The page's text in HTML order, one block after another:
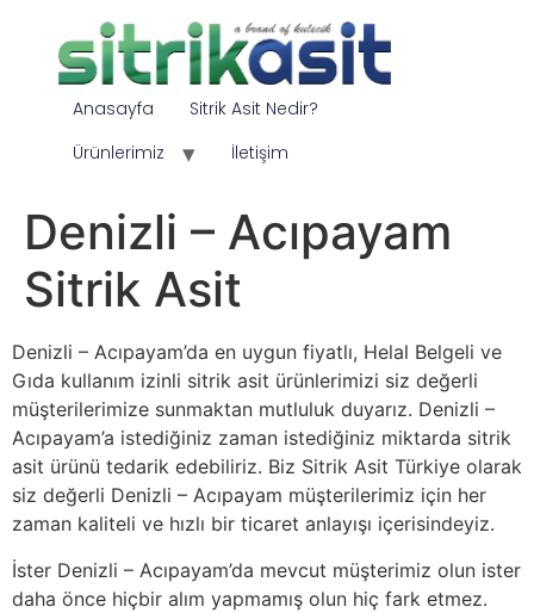
Anasayfa
Sitrik Asit Nedir?
Ürünlerimiz
İletişim
Denizli – Acıpayam
Sitrik Asit
Denizli – Acıpayam’da en uygun fiyatlı, Helal Belgeli ve
Gıda kullanım izinli sitrik asit ürünlerimizi siz değerli
müşterilerimize sunmaktan mutluluk duyarız. Denizli –
Acıpayam’a istediğiniz zaman istediğiniz miktarda sitrik
asit ürünü tedarik edebiliriz. Biz Sitrik Asit Türkiye olarak
siz değerli Denizli – Acıpayam müşterilerimiz için her
zaman kaliteli ve hızlı bir ticaret anlayışı içerisindeyiz.
İster Denizli – Acıpayam’da mevcut müşterimiz olun ister
daha önce hiçbir alım yapmamış olun hiç fark etmez.